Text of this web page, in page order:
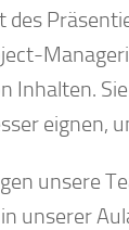
des
Inhalten.
eignen,
unsere
unserer